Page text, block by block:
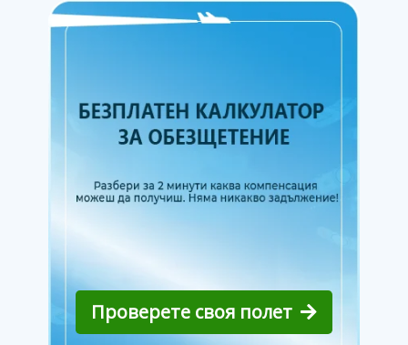
Проверете своя полет